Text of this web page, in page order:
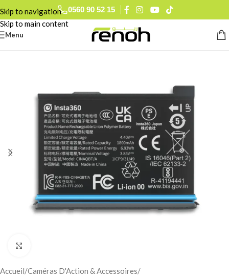
Skip to navigation
Skip to main content
0560 90 52 15
Menu
Accueil/Caméras D'Action & Accessoires/